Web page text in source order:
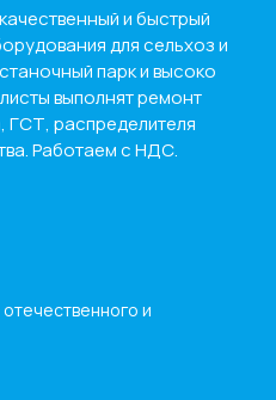
и быстрый
для сельхоз и
парк и высоко
выполнят ремонт
распределителя
Работаем с НДС.
и